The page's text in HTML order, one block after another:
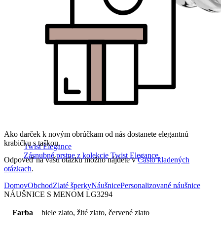
Twist Elegance
Zásnubné prstne z kolekcie Twist Elegance.
Ako darček k novým obrúčkam od nás dostanete elegantnú
krabičku s taškou.
Odpoveď na vašu otázku možno nájdete vČasto kladených
otázkach.
DomovObchodZlaté šperkyNáušnicePersonalizované náušnice
NÁUŠNICE S MENOM LG3294
Farba biele zlato, žlté zlato, červené zlato